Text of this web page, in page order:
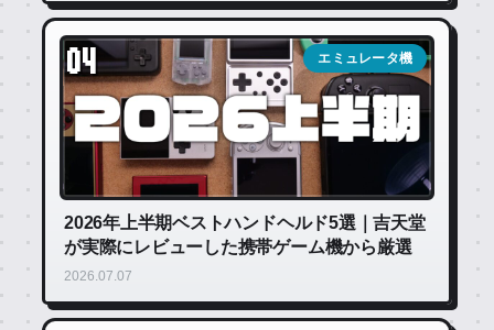
04 エミュレータ機
2026年上半期ベストハンドヘルド5選｜吉天堂
が実際にレビューした携帯ゲーム機から厳選
2026.07.07